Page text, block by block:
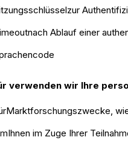
Ablauf einer
verwenden wir Ihre
im Zuge Ihrer